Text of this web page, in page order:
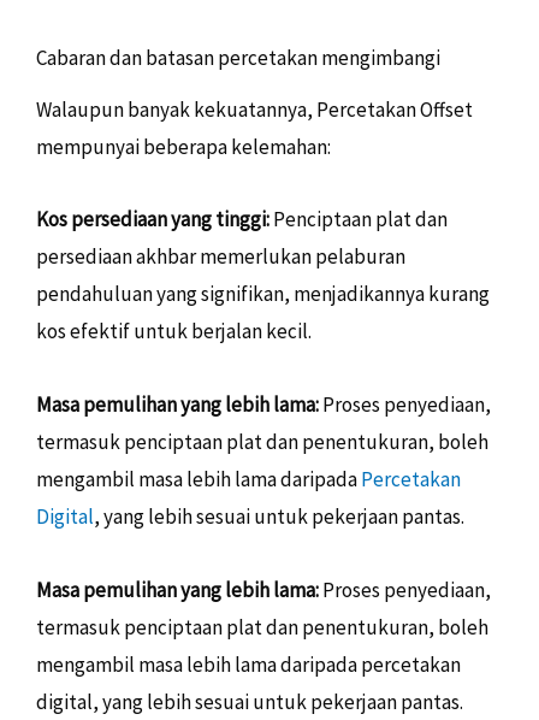
Cabaran dan batasan percetakan mengimbangi
Walaupun banyak kekuatannya, Percetakan Offset
mempunyai beberapa kelemahan:
Kos persediaan yang tinggi:Penciptaan plat dan
persediaan akhbar memerlukan pelaburan
pendahuluan yang signifikan, menjadikannya kurang
kos efektif untuk berjalan kecil.
Masa pemulihan yang lebih lama:Proses penyediaan,
termasuk penciptaan plat dan penentukuran, boleh
mengambil masa lebih lama daripadaPercetakan
Digital, yang lebih sesuai untuk pekerjaan pantas.
Masa pemulihan yang lebih lama:Proses penyediaan,
termasuk penciptaan plat dan penentukuran, boleh
mengambil masa lebih lama daripada percetakan
digital, yang lebih sesuai untuk pekerjaan pantas.